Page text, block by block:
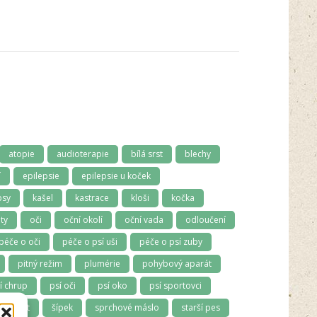
atopie audioterapie bílá srst
blechy
epilepsie
epilepsie u koček
kašel kastrace kloši
kočka
oči oční okolí oční vada
odloučení
péče o oči péče o psí uši
péče o psí zuby
pitný režim plumérie
pohybový aparát
chrup psí oči psí oko
psí sportovci
úzkost šípek sprchové máslo
starší pes